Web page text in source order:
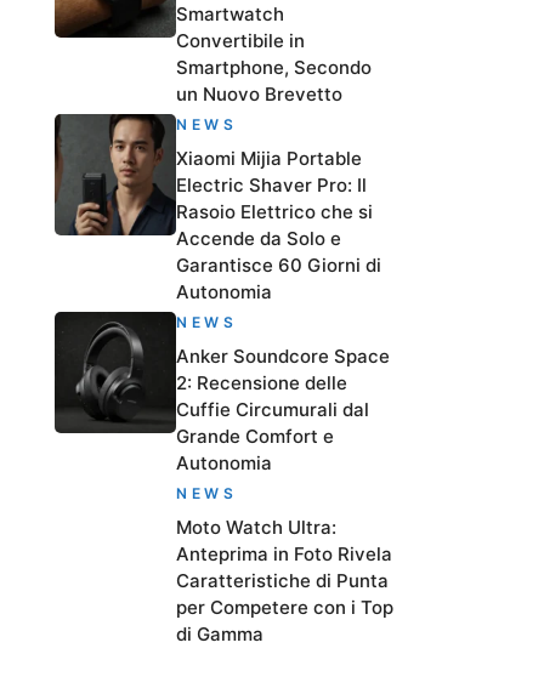
Smartwatch
Convertibile in
Smartphone, Secondo
un Nuovo Brevetto
NEWS
Xiaomi Mijia Portable
Electric Shaver Pro: Il
Rasoio Elettrico che si
Accende da Solo e
Garantisce 60 Giorni di
Autonomia
NEWS
Anker Soundcore Space
2: Recensione delle
Cuffie Circumurali dal
Grande Comfort e
Autonomia
NEWS
Moto Watch Ultra:
Anteprima in Foto Rivela
Caratteristiche di Punta
per Competere con i Top
di Gamma